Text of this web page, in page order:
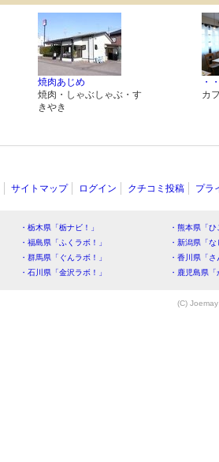
焼肉あじめ
焼肉・しゃぶしゃぶ・す
きやき
・
カ
サイトマップ ログイン クチコミ投稿 プラ
・栃木県「栃ナビ！」
・熊本県「
・福島県「ふくラボ！」
・新潟県「
・群馬県「ぐんラボ！」
・香川県「
・石川県「金沢ラボ！」
・鹿児島県
(C)